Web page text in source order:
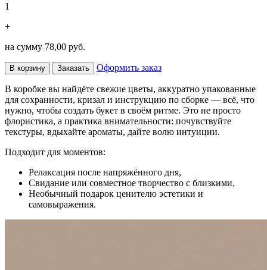
1
+
на сумму 78,00 руб.
В корзину Заказать Оформить заказ
В коробке вы найдёте свежие цветы, аккуратно упакованные
для сохранности, кризал и инструкцию по сборке — всё, что
нужно, чтобы создать букет в своём ритме. Это не просто
флористика, а практика внимательности: почувствуйте
текстуры, вдыхайте ароматы, дайте волю интуиции.
Подходит для моментов:
Релаксация после напряжённого дня,
Свидание или совместное творчество с близкими,
Необычный подарок ценителю эстетики и
самовыражения.